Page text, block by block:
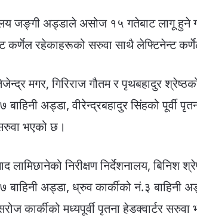
जङ्गी अड्डाले असोज १५ गतेबाट लागू हुने
कर्णेल रहेकाहरूको सरुवा साथै लेफ्टिनेन्ट
मगर, गिरिराज गौतम र पृथबहादुर
अड्डा, वीरेन्द्रबहादुर सिंहको पूर्वी
भएको छ।
लामिछानेको निरीक्षण निर्देशनालय, बिनिश
बाहिनी अड्डा, ध्रुव कार्कीको नं.३ बाहिनी
कार्कीको मध्यपूर्वी पृतना हेडक्वार्टर